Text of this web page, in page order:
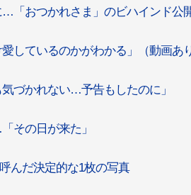
「おつかれさま」のビハインド公
しているのかがわかる」（動画あり
づかれない…予告もしたのに」
その日が来た」
んだ決定的な1枚の写真